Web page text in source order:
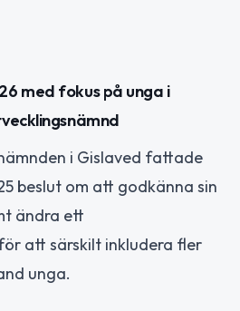
med fokus på unga i
i Gislaved fattade
beslut om att godkänna sin
ändra ett
att särskilt inkludera fler
unga.